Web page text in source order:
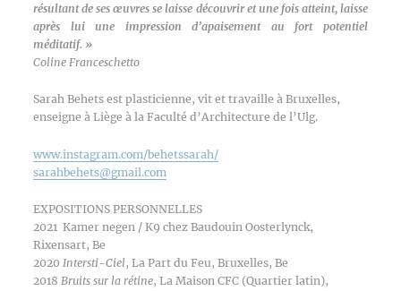
résultant de ses œuvres se laisse découvrir et une fois atteint, laisse
après lui une impression d’apaisement au fort potentiel
méditatif. »
Coline Franceschetto
Sarah Behets est plasticienne, vit et travaille à Bruxelles,
enseigne à Liège à la Faculté d’Architecture de l’Ulg.
www.instagram.com/behetssarah/
sarahbehets@gmail.com
EXPOSITIONS PERSONNELLES
2021 Kamer negen / K9 chez Baudouin Oosterlynck,
Rixensart, Be
2020 Intersti-Ciel, La Part du Feu, Bruxelles, Be
2018 Bruits sur la rétine, La Maison CFC (Quartier latin),